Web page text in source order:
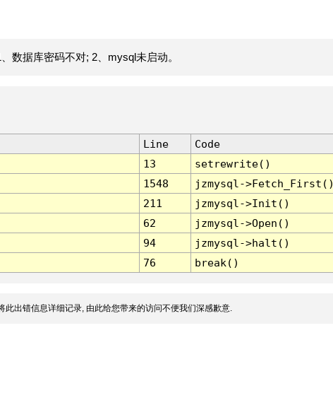
数据库密码不对; 2、mysql未启动。
Line
Code
13
setrewrite()
1548
jzmysql-
211
jzmysql->Init()
62
jzmysql->Open()
94
jzmysql->halt()
76 break()
此出错信息详细记录, 由此给您带来的访问不便我们深感歉意.